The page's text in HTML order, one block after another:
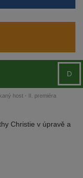
D
host - II. premiéra
Christie v úpravě a